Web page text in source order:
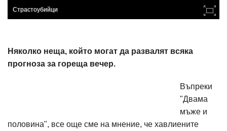
Страстоубийци
Няколко неща, който могат да развалят всяка
прогноза за гореща вечер.
Въпреки
"Двама
мъже и
половина", все още сме на мнение, че хавлиените